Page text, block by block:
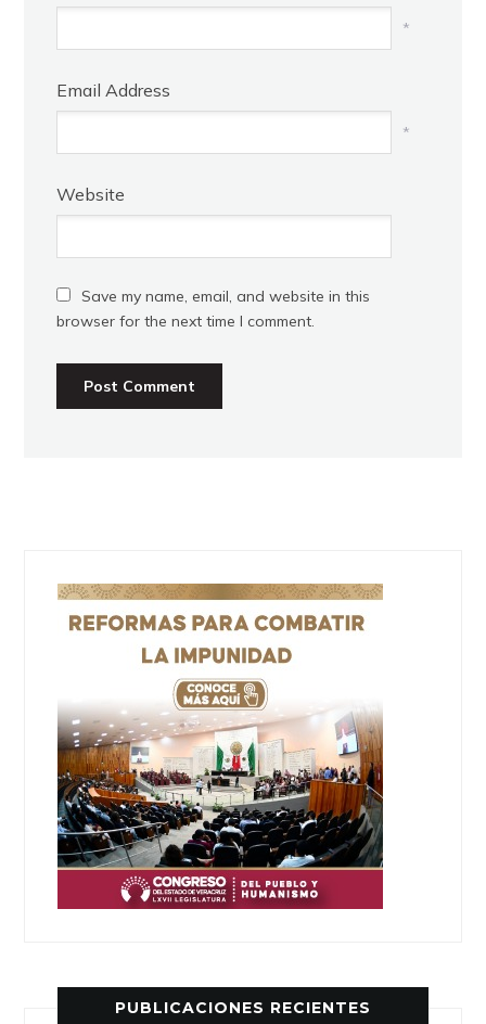
*
Email Address
*
Website
Save my name, email, and website in this
browser for the next time I comment.
PUBLICACIONES RECIENTES